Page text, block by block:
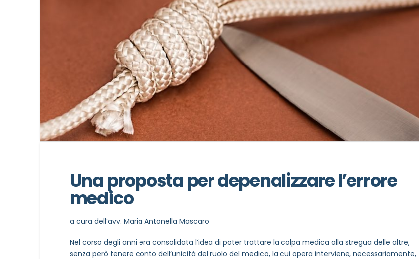
Una proposta per depenalizzare l’errore
medico
a cura dell’avv. Maria Antonella Mascaro
Nel corso degli anni era consolidata l’idea di poter trattare la colpa medica alla stregua delle altre,
senza però tenere conto dell’unicità del ruolo del medico, la cui opera interviene, necessariamente,